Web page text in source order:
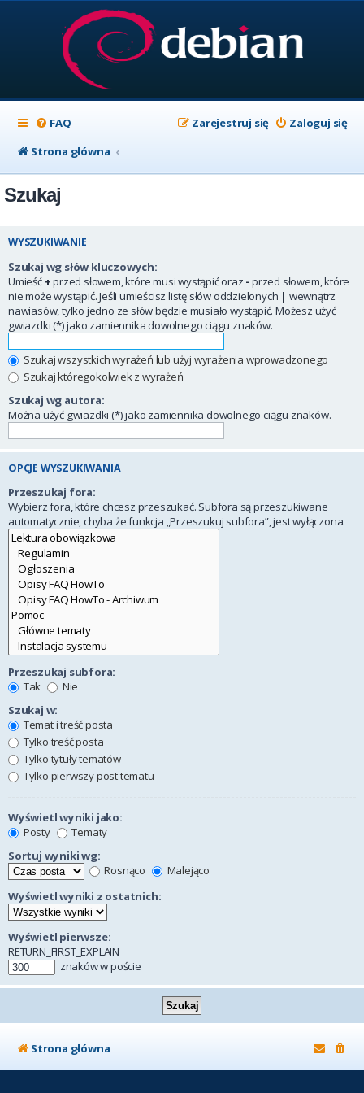
FAQ Zaloguj się
Zarejestruj się
Strona główna
Szukaj
WYSZUKIWANIE
Szukaj wg słów kluczowych:
Umieść +przed słowem, które musi wystąpić oraz - przed słowem, które
nie może wystąpić. Jeśli umieścisz listę słów oddzielonych | wewnątrz
nawiasów, tylko jedno ze słów będzie musiało wystąpić. Możesz użyć
gwiazdki (*) jako zamiennika dowolnego ciągu znaków.
Szukaj wszystkich wyrażeń lub użyj wyrażenia wprowadzonego
Szukaj któregokolwiek z wyrażeń
Szukaj wg autora:
Można użyć gwiazdki (*) jako zamiennika dowolnego ciągu znaków.
OPCJE WYSZUKIWANIA
Przeszukaj fora:
Wybierz fora, które chcesz przeszukać. Subfora są przeszukiwane
automatycznie, chyba że funkcja „Przeszukuj subfora”, jest wyłączona.
Przeszukaj subfora:
Tak
Nie
Szukaj w:
Temat i treść posta
Tylko treść posta
Tylko tytuły tematów
Tylko pierwszy post tematu
Wyświetl wyniki jako:
Posty
Tematy
Sortuj wyniki wg:
Rosnąco
Malejąco
Wyświetl wyniki z ostatnich:
Wyświetl pierwsze:
RETURN_FIRST_EXPLAIN
znaków w poście
Strona główna